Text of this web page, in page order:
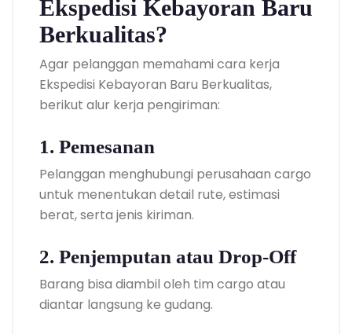
Ekspedisi Kebayoran Baru
Berkualitas?
Agar pelanggan memahami cara kerja
Ekspedisi Kebayoran Baru Berkualitas,
berikut alur kerja pengiriman:
1. Pemesanan
Pelanggan menghubungi perusahaan cargo
untuk menentukan detail rute, estimasi
berat, serta jenis kiriman.
2. Penjemputan atau Drop-Off
Barang bisa diambil oleh tim cargo atau
diantar langsung ke gudang.